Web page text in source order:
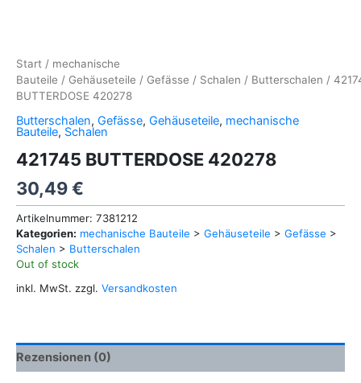
Start / mechanische
Bauteile / Gehäuseteile / Gefässe / Schalen / Butterschalen /
BUTTERDOSE 420278
Butterschalen, Gefässe, Gehäuseteile, mechanische
Bauteile, Schalen
421745 BUTTERDOSE 420278
30,49€
Artikelnummer: 7381212
Kategorien: mechanische Bauteile > Gehäuseteile > Gefässe >
Schalen > Butterschalen
Out of stock
inkl. MwSt. zzgl. Versandkosten
Rezensionen (0)